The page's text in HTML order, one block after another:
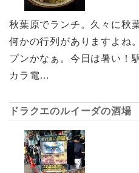
秋葉原でランチ。久々に秋
何かの行列がありますよね
プンかなぁ。今日は暑い！
カラ電…
ドラクエのルイーダの酒